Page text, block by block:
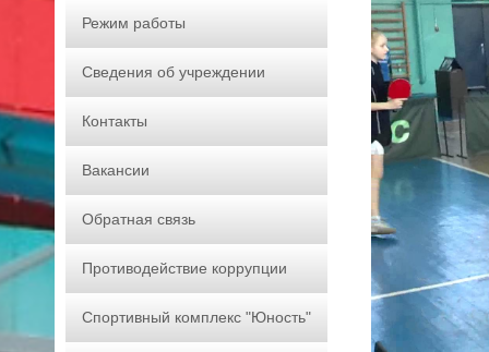
Режим работы
Сведения об учреждении
Контакты
Вакансии
Обратная связь
Противодействие коррупции
Спортивный комплекс "Юность"